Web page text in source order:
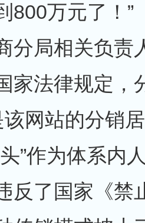
800万元了！”
局相关负责
家法律规定，
网站的分销
”作为体系内
反了国家《禁